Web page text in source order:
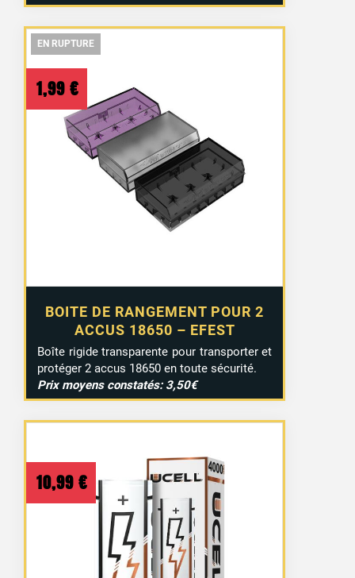
EN RUPTURE
EN RUPTURE
BOITE DE RANGEMENT POUR 2
ACCUS 18650 – EFEST
1,99 €
Boîte rigide transparente pour transporter et
protéger 2 accus 18650 en toute sécurité.
Prix moyens constatés: 3,50€
EN RUPTURE
10,99 €